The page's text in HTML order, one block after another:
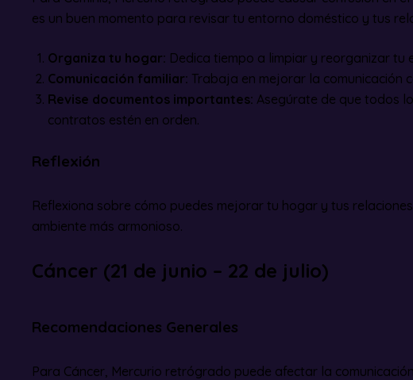
es un buen momento para revisar tu entorno doméstico y tus
Organiza tu hogar: Dedica tiempo a limpiar y reorganizar tu
Comunicación familiar: Trabaja en mejorar la comunicación
Revise documentos importantes: Asegúrate de que todos
contratos estén en orden.
Reflexión
Reflexiona sobre cómo puedes mejorar tu hogar y tus
ambiente más armonioso.
Cáncer (21 de junio – 22 de julio)
Recomendaciones Generales
Para Cáncer, Mercurio retrógrado puede afectar la